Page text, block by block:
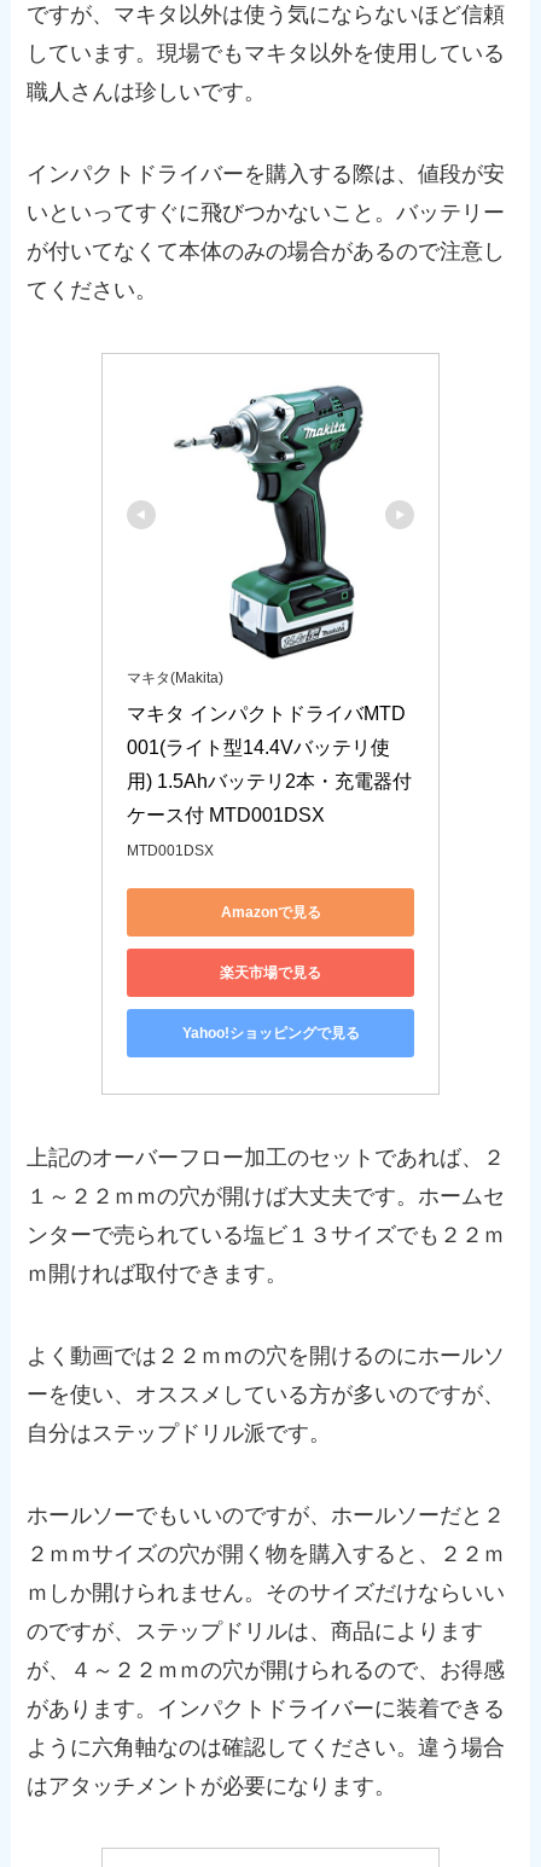
ですが、マキタ以外は使う気にならないほど信頼
しています。現場でもマキタ以外を使用している
職人さんは珍しいです。
インパクトドライバーを購入する際は、値段が安
いといってすぐに飛びつかないこと。バッテリー
が付いてなくて本体のみの場合があるので注意し
てください。
マキタ(Makita)
マキタ インパクトドライバMTD
001(ライト型14.4Vバッテリ使
用) 1.5Ahバッテリ2本・充電器付
ケース付 MTD001DSX
MTD001DSX
Amazonで見る
楽天市場で見る
Yahoo!ショッピングで見る
上記のオーバーフロー加工のセットであれば、２
１～２２ｍｍの穴が開けば大丈夫です。ホームセ
ンターで売られている塩ビ１３サイズでも２２ｍ
ｍ開ければ取付できます。
よく動画では２２ｍｍの穴を開けるのにホールソ
ーを使い、オススメしている方が多いのですが、
自分はステップドリル派です。
ホールソーでもいいのですが、ホールソーだと２
２ｍｍサイズの穴が開く物を購入すると、２２ｍ
ｍしか開けられません。そのサイズだけならいい
のですが、ステップドリルは、商品によります
が、４～２２ｍｍの穴が開けられるので、お得感
があります。インパクトドライバーに装着できる
ように六角軸なのは確認してください。違う場合
はアタッチメントが必要になります。